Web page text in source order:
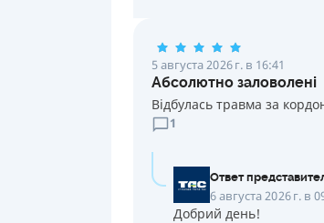
5 августа 2026 г. в 16:41
Абсолютно заловолені
Відбулась травма за
1
Ответ
6 августа 2026 г. в
Добрий день!